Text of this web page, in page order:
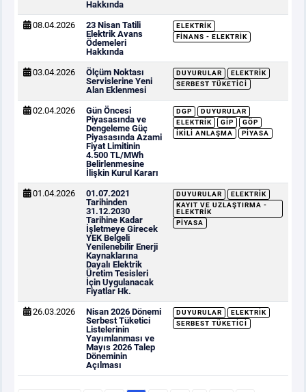
Hakkında
08.04.2026
23 Nisan Tatili
Elektrik Avans
Ödemeleri
Hakkında
ELEKTRIK
FINANS - ELEKTRIK
03.04.2026
Ölçüm Noktası
Servislerine Yeni
Alan Eklenmesi
DUYURULAR
ELEKTRIK
SERBEST TÜKETICI
02.04.2026
Gün Öncesi
Piyasasında ve
Dengeleme Güç
Piyasasında Azami
Fiyat Limitinin
4.500 TL/MWh
Belirlenmesine
İlişkin Kurul Kararı
DGP
DUYURULAR
ELEKTRIK
GİP
GÖP
İKILI ANLAŞMA
PIYASA
01.04.2026
01.07.2021
Tarihinden
31.12.2030
Tarihine Kadar
İşletmeye Girecek
YEK Belgeli
Yenilenebilir Enerji
Kaynaklarına
Dayalı Elektrik
Üretim Tesisleri
İçin Uygulanacak
Fiyatlar Hk.
DUYURULAR
ELEKTRIK
KAYIT VE UZLAŞTIRMA -
ELEKTRIK
PIYASA
26.03.2026
Nisan 2026 Dönemi
Serbest Tüketici
Listelerinin
Yayımlanması ve
Mayıs 2026 Talep
Döneminin
Açılması
DUYURULAR
ELEKTRIK
SERBEST TÜKETICI